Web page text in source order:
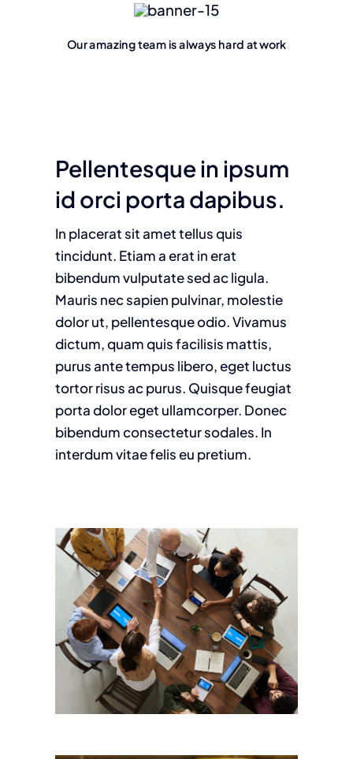
Our amazing team is always hard at work
Pellentesque in ipsum
id orci porta dapibus.
In placerat sit amet tellus quis
tincidunt. Etiam a erat in erat
bibendum vulputate sed ac ligula.
Mauris nec sapien pulvinar, molestie
dolor ut, pellentesque odio. Vivamus
dictum, quam quis facilisis mattis,
purus ante tempus libero, eget luctus
tortor risus ac purus. Quisque feugiat
porta dolor eget ullamcorper. Donec
bibendum consectetur sodales. In
interdum vitae felis eu pretium.